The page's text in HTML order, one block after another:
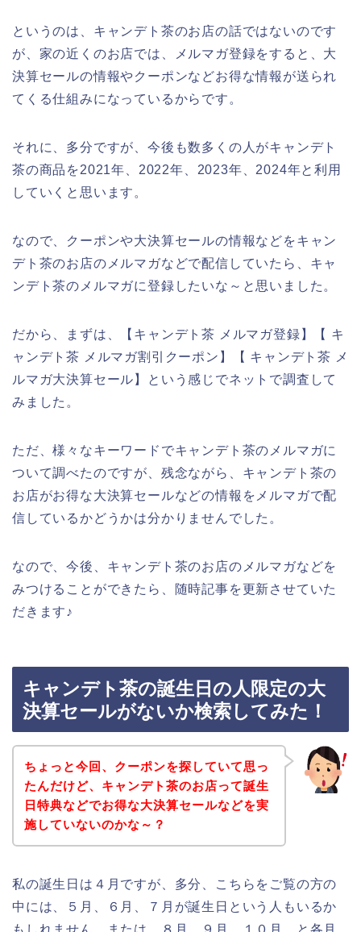
というのは、キャンデト茶のお店の話ではないのです
が、家の近くのお店では、メルマガ登録をすると、大
決算セールの情報やクーポンなどお得な情報が送られ
てくる仕組みになっているからです。
それに、多分ですが、今後も数多くの人がキャンデト
茶の商品を2021年、2022年、2023年、2024年と利用
していくと思います。
なので、クーポンや大決算セールの情報などをキャン
デト茶のお店のメルマガなどで配信していたら、キャ
ンデト茶のメルマガに登録したいな～と思いました。
だから、まずは、【キャンデト茶 メルマガ登録】【 キ
ャンデト茶 メルマガ割引クーポン】【 キャンデト茶 メ
ルマガ大決算セール】という感じでネットで調査して
みました。
ただ、様々なキーワードでキャンデト茶のメルマガに
ついて調べたのですが、残念ながら、キャンデト茶の
お店がお得な大決算セールなどの情報をメルマガで配
信しているかどうかは分かりませんでした。
なので、今後、キャンデト茶のお店のメルマガなどを
みつけることができたら、随時記事を更新させていた
だきます♪
キャンデト茶の誕生日の人限定の大
決算セールがないか検索してみた！
ちょっと今回、クーポンを探していて思っ
たんだけど、キャンデト茶のお店って誕生
日特典などでお得な大決算セールなどを実
施していないのかな～？
私の誕生日は４月ですが、多分、こちらをご覧の方の
中には、５月、６月、７月が誕生日という人もいるか
もしれません。または、８月、９月、１０月、と各月